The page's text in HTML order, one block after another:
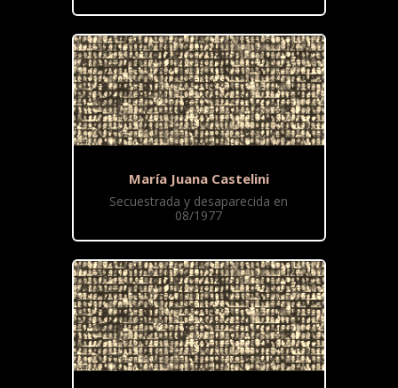
María Juana Castelini
Secuestrada y desaparecida en
08/1977